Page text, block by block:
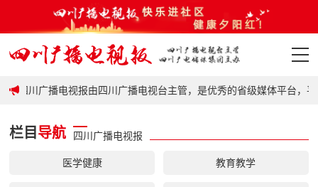
政策
政策
四川广播电视报由四川广播电视台主管，是优秀的省级媒体平台，平
栏目 导航 四川广播电视报
医学健康 教育教学